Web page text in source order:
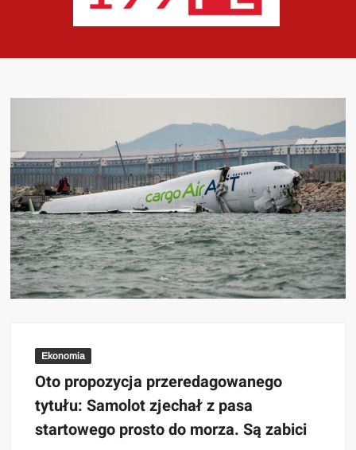
świat
Ekonomia
Oto propozycja przeredagowanego
tytułu: Samolot zjechał z pasa
startowego prosto do morza. Są zabici